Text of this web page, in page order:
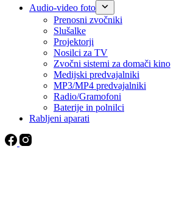
Audio-video foto
Prenosni zvočniki
Slušalke
Projektorji
Nosilci za TV
Zvočni sistemi za domači kino
Medijski predvajalniki
MP3/MP4 predvajalniki
Radio/Gramofoni
Baterije in polnilci
Rabljeni aparati